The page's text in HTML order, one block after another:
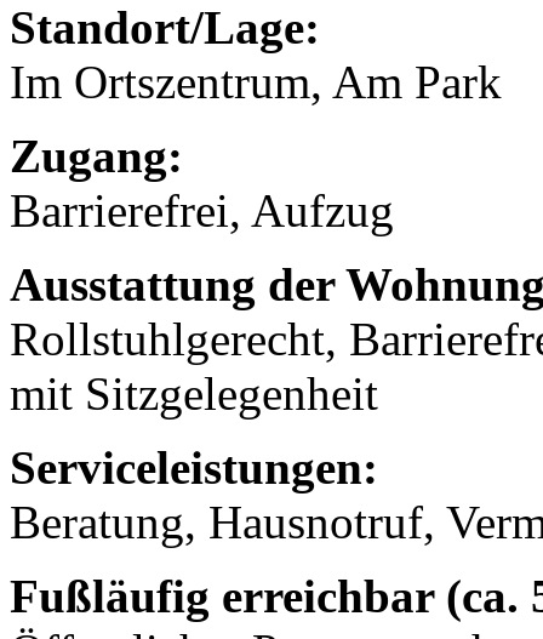
Standort/Lage:
Im Ortszentrum, Am Park
Zugang:
Barrierefrei, Aufzug
Ausstattung der
Rollstuhlgerecht,
mit Sitzgelegenheit
Serviceleistungen:
Beratung, Hausnotruf,
Fußläufig erreichbar (ca.